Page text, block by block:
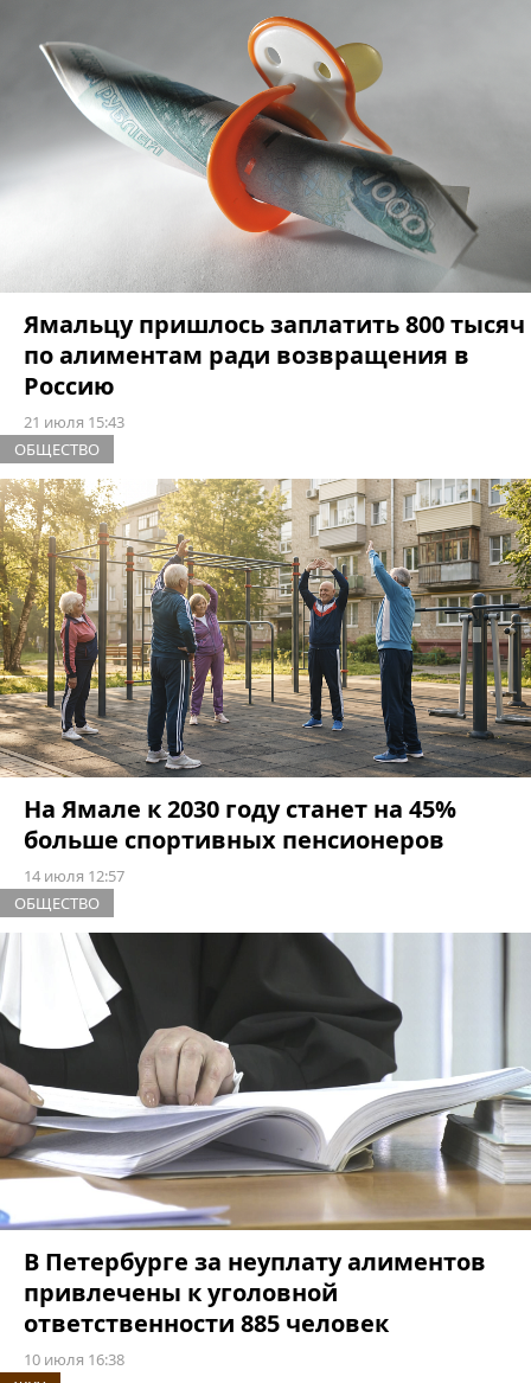
Ямальцу пришлось заплатить 800 тысяч
по алиментам ради возвращения в
Россию
21 июля 15:43
ОБЩЕСТВО
На Ямале к 2030 году станет на 45%
больше спортивных пенсионеров
14 июля 12:57
ОБЩЕСТВО
В Петербурге за неуплату алиментов
привлечены к уголовной
ответственности 885 человек
10 июля 16:38